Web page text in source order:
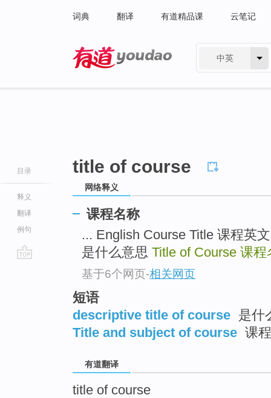
词典 翻译 有道精品课 云笔记
中英
目录
释义
翻译
例句
title of course
网络释义
课程名称
... English Course Title 课程英
是什么意思 Title of Course 课程
基于6个网页-相关网页
短语
descriptive title of course 是什
Title and subject of course 课
有道翻译
title of course